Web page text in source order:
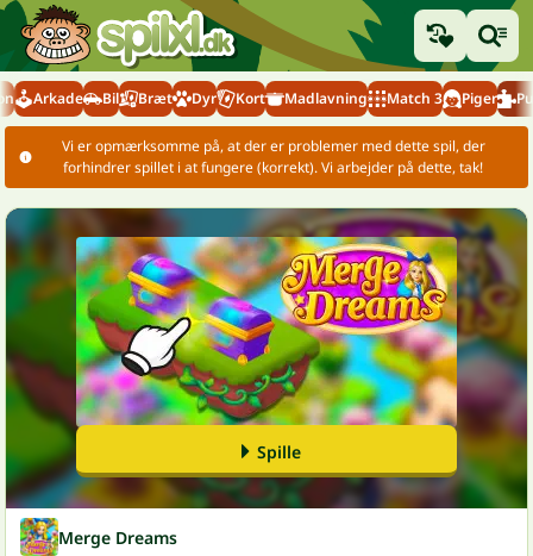
Arkade Bil Bræt Dyr Kort Madlavning Match 3 Piger
Vi er opmærksomme på, at der er problemer med dette spil, der
forhindrer spillet i at fungere (korrekt). Vi arbejder på dette, tak!
Spille
Merge Dreams